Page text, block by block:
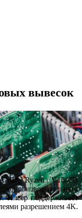
вывесок
AMD Ryzen V1807B
Плеер поддерживает
разрешением 4K.